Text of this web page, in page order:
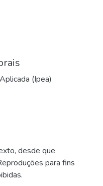
(Ipea)
desde que
para fins